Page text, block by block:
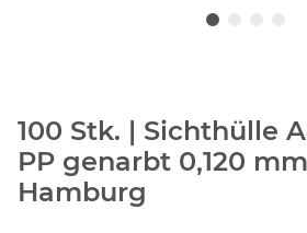
100 Stk. | Sichthülle
PP genarbt 0,120
Hamburg